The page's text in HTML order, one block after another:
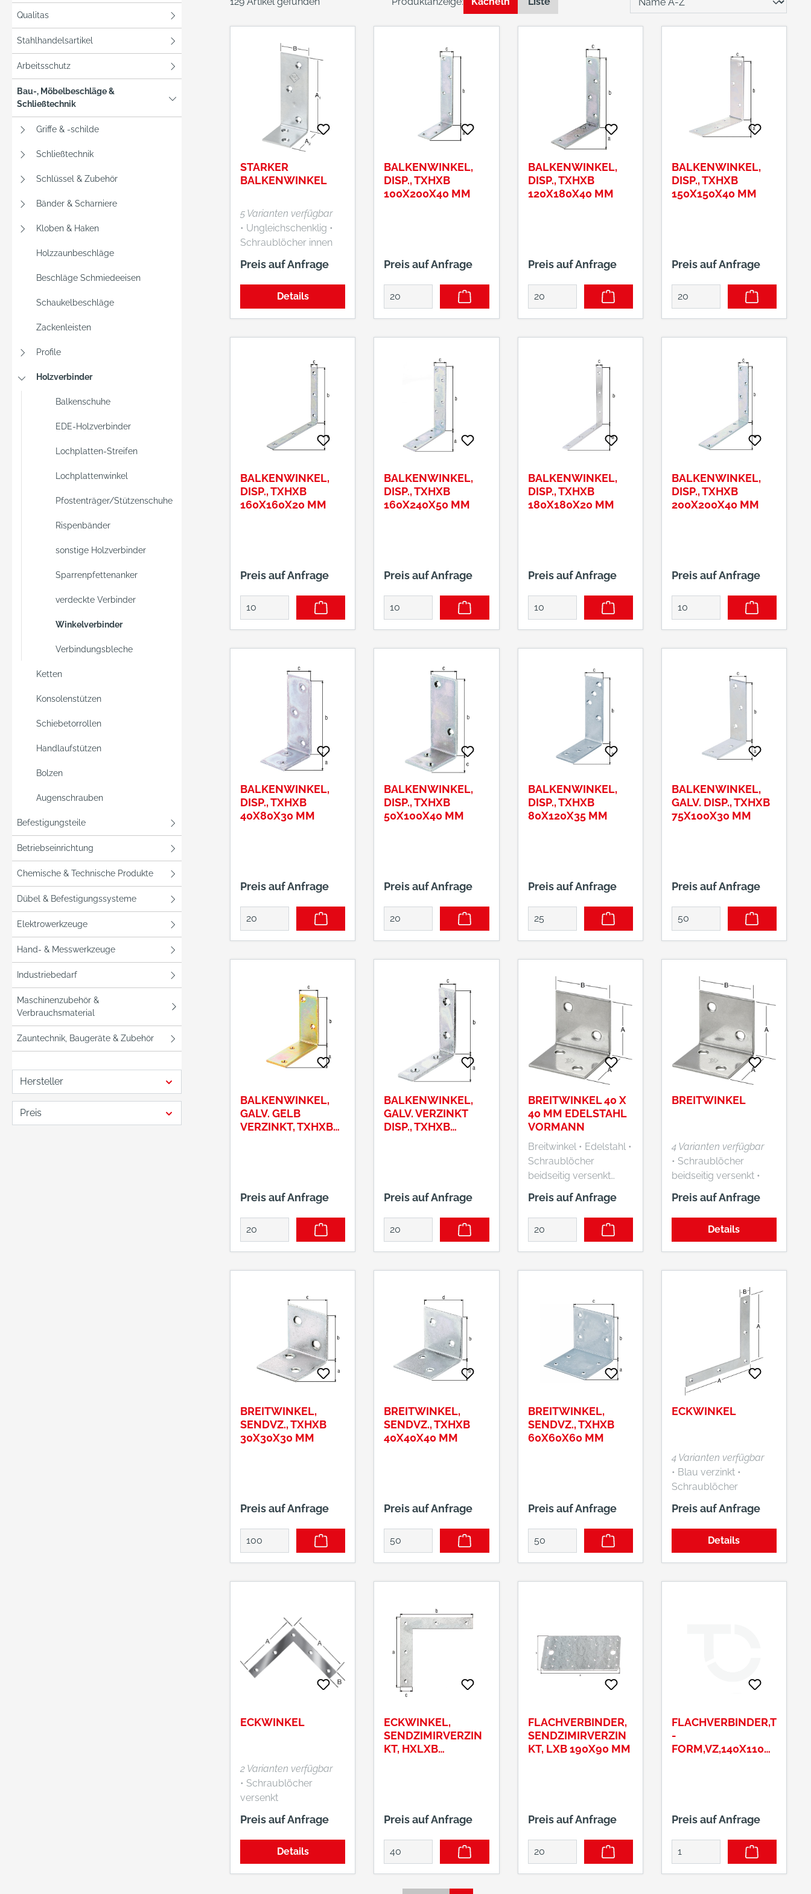
Qualitas
Stahlhandelsartikel
Arbeitsschutz
Bau-, Möbelbeschläge &
Schließtechnik
Griffe & -schilde
Schließtechnik
Schlüssel & Zubehör
Bänder & Scharniere
Kloben & Haken
Holzzaunbeschläge
Beschläge Schmiedeeisen
Schaukelbeschläge
Zackenleisten
Profile
Holzverbinder
Balkenschuhe
EDE-Holzverbinder
Lochplatten-Streifen
Lochplattenwinkel
Pfostenträger/Stützenschuhe
Rispenbänder
sonstige Holzverbinder
Sparrenpfettenanker
verdeckte Verbinder
Winkelverbinder
Verbindungsbleche
Ketten
Konsolenstützen
Schiebetorrollen
Handlaufstützen
Bolzen
Augenschrauben
Befestigungsteile
Betriebseinrichtung
Chemische & Technische Produkte
Dübel & Befestigungssysteme
Elektrowerkzeuge
Hand- & Messwerkzeuge
Industriebedarf
Maschinenzubehör &
Verbrauchsmaterial
Zauntechnik, Baugeräte & Zubehör
Hersteller
Preis
STARKER
BALKENWINKEL
5 Varianten verfügbar
• Ungleichschenklig •
Schraublöcher innen
versenkt • Blau verzinkt
Preis auf Anfrage
Details
BALKENWINKEL,
DISP., TXHXB
100X200X40 MM
Preis auf Anfrage
BALKENWINKEL,
DISP., TXHXB
120X180X40 MM
Preis auf Anfrage
BALKENWINKEL,
DISP., TXHXB
150X150X40 MM
Preis auf Anfrage
BALKENWINKEL,
DISP., TXHXB
160X160X20 MM
Preis auf Anfrage
BALKENWINKEL,
DISP., TXHXB
160X240X50 MM
Preis auf Anfrage
BALKENWINKEL,
DISP., TXHXB
180X180X20 MM
Preis auf Anfrage
BALKENWINKEL,
DISP., TXHXB
200X200X40 MM
Preis auf Anfrage
BALKENWINKEL,
DISP., TXHXB
40X80X30 MM
Preis auf Anfrage
BALKENWINKEL,
DISP., TXHXB
50X100X40 MM
Preis auf Anfrage
BALKENWINKEL,
DISP., TXHXB
80X120X35 MM
Preis auf Anfrage
BALKENWINKEL,
GALV. DISP., TXHXB
75X100X30 MM
Preis auf Anfrage
BALKENWINKEL,
GALV. GELB
VERZINKT, TXHXB
Preis auf Anfrage
BALKENWINKEL,
GALV. VERZINKT
DISP., TXHXB
Preis auf Anfrage
BREITWINKEL 40 X
40 MM EDELSTAHL
VORMANN
Breitwinkel • Edelstahl •
Schraublöcher
beidseitig versenkt
Hersteller: August
Vormann GmbH & Co.
KG, Heilenbecker Str.
191 - 205, 58256
Preis auf Anfrage
BREITWINKEL
4 Varianten verfügbar
• Schraublöcher
beidseitig versenkt •
Blau verzinkt
Preis auf Anfrage
Details
BREITWINKEL,
SENDVZ., TXHXB
30X30X30 MM
Preis auf Anfrage
BREITWINKEL,
SENDVZ., TXHXB
40X40X40 MM
Preis auf Anfrage
BREITWINKEL,
SENDVZ., TXHXB
60X60X60 MM
Preis auf Anfrage
ECKWINKEL
4 Varianten verfügbar
• Blau verzinkt •
Schraublöcher
versenkt
Preis auf Anfrage
Details
ECKWINKEL
2 Varianten verfügbar
• Schraublöcher
versenkt
Preis auf Anfrage
Details
ECKWINKEL,
SENDZIMIRVERZIN
KT, HXLXB
Preis auf Anfrage
FLACHVERBINDER,
SENDZIMIRVERZIN
KT, LXB 190X90 MM
Preis auf Anfrage
FLACHVERBINDER,T
-
FORM,VZ,140X110X
Preis auf Anfrage